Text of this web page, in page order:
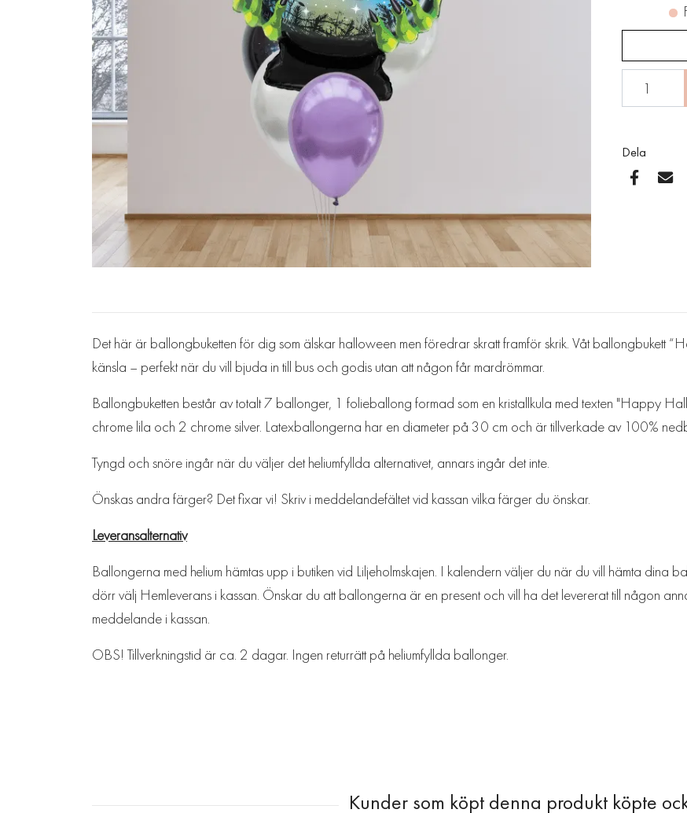
Dela
Det här är ballongbuketten för dig som älskar halloween men föredrar skratt framför skrik. Våt ballongbukett
känsla – perfekt när du vill bjuda in till bus och godis utan att någon får mardrömmar.
Ballongbuketten består av totalt 7 ballonger, 1 folieballong formad som en kristallkula med texten "Happy
chrome lila och 2 chrome silver. Latexballongerna har en diameter på 30 cm och är tillverkade av 100%
Tyngd och snöre ingår när du väljer det heliumfyllda alternativet, annars ingår det inte.
Önskas andra färger? Det fixar vi! Skriv i meddelandefältet vid kassan vilka färger du önskar.
Leveransalternativ
Ballongerna med helium hämtas upp i butiken vid Liljeholmskajen. I kalendern väljer du när du vill hämta dina
dörr välj Hemleverans i kassan. Önskar du att ballongerna är en present och vill ha det levererat till någon
meddelande i kassan.
OBS! Tillverkningstid är ca. 2 dagar. Ingen returrätt på heliumfyllda ballonger.